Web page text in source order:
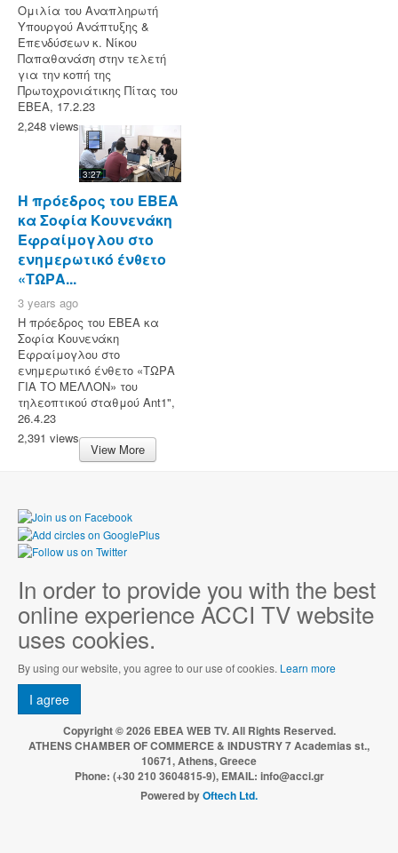
Ομιλία του Αναπληρωτή
Υπουργού Ανάπτυξης &
Επενδύσεων κ. Νίκου
Παπαθανάση στην τελετή
για την κοπή της
Πρωτοχρονιάτικης Πίτας του
ΕΒΕΑ, 17.2.23
2,248 views
3:27
Η πρόεδρος του ΕΒΕΑ
κα Σοφία Κουνενάκη
Εφραίμογλου στο
ενημερωτικό ένθετο
«ΤΩΡΑ...
3 years ago
Η πρόεδρος του ΕΒΕΑ κα
Σοφία Κουνενάκη
Εφραίμογλου στο
ενημερωτικό ένθετο «ΤΩΡΑ
ΓΙΑ ΤΟ ΜΕΛΛΟΝ» του
τηλεοπτικού σταθμού Ant1",
26.4.23
2,391 views
View More
In order to provide you with the best
online experience ACCI TV website
uses cookies.
By using our website, you agree to our use of cookies. Learn more
I agree
Copyright © 2026 EBEA WEB TV. All Rights Reserved.
ATHENS CHAMBER OF COMMERCE & INDUSTRY 7 Academias st.,
10671, Athens, Greece
Phone: (+30 210 3604815-9), EMAIL: info@acci.gr
Powered byOftech Ltd.